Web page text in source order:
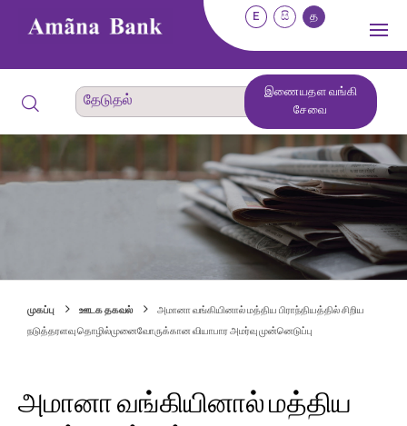
E සි த
இணையதள வங்கி
சேவை
முகப்பு ஊடக தகவல் அமானா வங்கியினால் மத்திய பிராந்தியத்தில் சிறிய
நடுத்தரளவு தொழில்முனைவோருக்கான வியாபார அமர்வு முன்னெடுப்பு
அமானா வங்கியினால் மத்திய